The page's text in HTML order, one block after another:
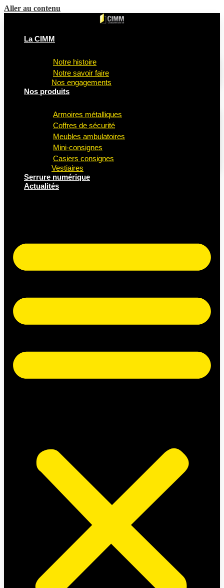
Aller au contenu
La CIMM
Notre histoire
Notre savoir faire
Nos engagements
Nos produits
Armoires métalliques
Coffres de sécurité
Meubles ambulatoires
Mini-consignes
Casiers consignes
Vestiaires
Serrure numérique
Actualités